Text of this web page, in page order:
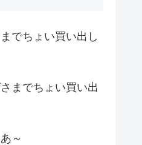
でちょい買い出し
までちょい買い出
～